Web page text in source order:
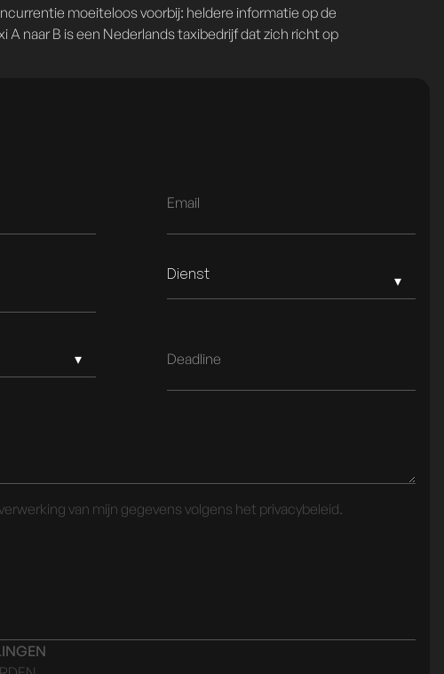
moeiteloos voorbij: heldere informatie op de
A naar B is een Nederlands taxibedrijf dat zich richt op
Dienst
van mijn gegevens volgens het privacybeleid.